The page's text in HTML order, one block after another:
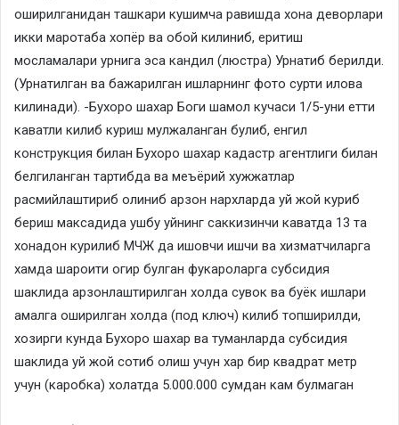
оширилганидан ташкари кушимча равишда хона деворлари
икки маротаба хопёр ва обой килиниб, еритиш
мосламалари урнига эса кандил (люстра) Урнатиб берилди.
(Урнатилган ва бажарилган ишларнинг фото сурти илова
килинади). -Бухоро шахар Боги шамол кучаси 1/5-уни етти
каватли килиб куриш мулжаланган булиб, енгил
конструкция билан Бухоро шахар кадастр агентлиги билан
белгиланган тартибда ва меъёрий хужжатлар
расмийлаштириб олиниб арзон нархларда уй жой куриб
бериш максадида ушбу уйнинг саккизинчи каватда 13 та
хонадон курилиб МЧЖ да ишовчи ишчи ва хизматчиларга
хамда шароити огир булган фукароларга субсидия
шаклида арзонлаштирилган холда сувок ва буёк ишлари
амалга оширилган холда (под ключ) килиб топширилди,
хозирги кунда Бухоро шахар ва туманларда субсидия
шаклида уй жой сотиб олиш учун хар бир квадрат метр
учун (каробка) холатда 5.000.000 сумдан кам булмаган